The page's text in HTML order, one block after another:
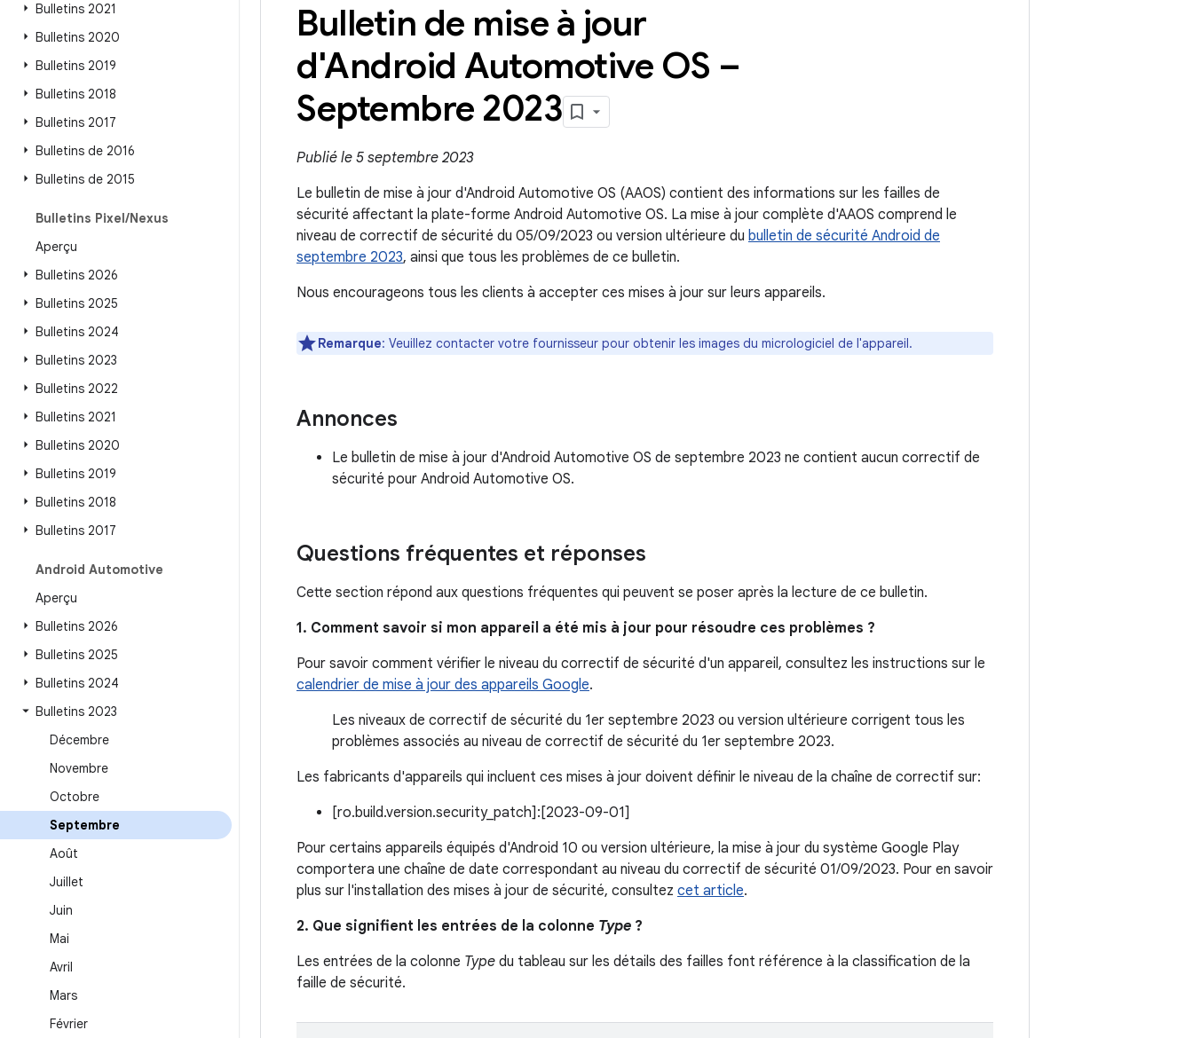
Bulletins 2021
Bulletins 2020
Bulletins 2019
Bulletins 2018
Bulletins 2017
Bulletins de 2016
Bulletins de 2015
Bulletins Pixel/Nexus
Aperçu
Bulletins 2026
Bulletins 2025
Bulletins 2024
Bulletins 2023
Bulletins 2022
Bulletins 2021
Bulletins 2020
Bulletins 2019
Bulletins 2018
Bulletins 2017
Android Automotive
Aperçu
Bulletins 2026
Bulletins 2025
Bulletins 2024
Bulletins 2023
Décembre
Novembre
Octobre
Septembre
Août
Juillet
Juin
Mai
Avril
Mars
Février
Bulletin de mise à jour
d'Android Automotive OS –
Septembre 2023
Publié le 5 septembre 2023
Le bulletin de mise à jour d'Android Automotive OS (AAOS) contient des informations sur les failles de
sécurité affectant la plate-forme Android Automotive OS. La mise à jour complète d'AAOS comprend le
niveau de correctif de sécurité du 05/09/2023 ou version ultérieure du bulletin de sécurité Android de
septembre 2023, ainsi que tous les problèmes de ce bulletin.
Nous encourageons tous les clients à accepter ces mises à jour sur leurs appareils.
Remarque: Veuillez contacter votre fournisseur pour obtenir les images du micrologiciel de l'appareil.
Annonces
Le bulletin de mise à jour d'Android Automotive OS de septembre 2023 ne contient aucun correctif de
sécurité pour Android Automotive OS.
Questions fréquentes et réponses
Cette section répond aux questions fréquentes qui peuvent se poser après la lecture de ce bulletin.
1. Comment savoir si mon appareil a été mis à jour pour résoudre ces problèmes ?
Pour savoir comment vérifier le niveau du correctif de sécurité d'un appareil, consultez les instructions sur le
calendrier de mise à jour des appareils Google.
Les niveaux de correctif de sécurité du 1er septembre 2023 ou version ultérieure corrigent tous les
problèmes associés au niveau de correctif de sécurité du 1er septembre 2023.
Les fabricants d'appareils qui incluent ces mises à jour doivent définir le niveau de la chaîne de correctif sur:
[ro.build.version.security_patch]:[2023-09-01]
Pour certains appareils équipés d'Android 10 ou version ultérieure, la mise à jour du système Google Play
comportera une chaîne de date correspondant au niveau du correctif de sécurité 01/09/2023. Pour en savoir
plus sur l'installation des mises à jour de sécurité, consultez cet article.
2. Que signifient les entrées de la colonne Type ?
Les entrées de la colonne Type du tableau sur les détails des failles font référence à la classification de la
faille de sécurité.